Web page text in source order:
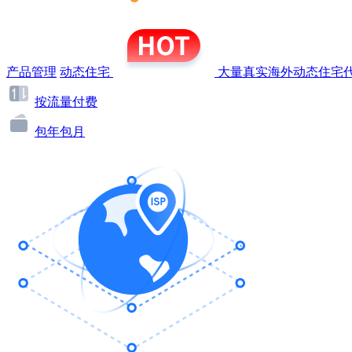
产品管理 动态住宅 大量真实海外动态住宅
按流量付费
包年包月